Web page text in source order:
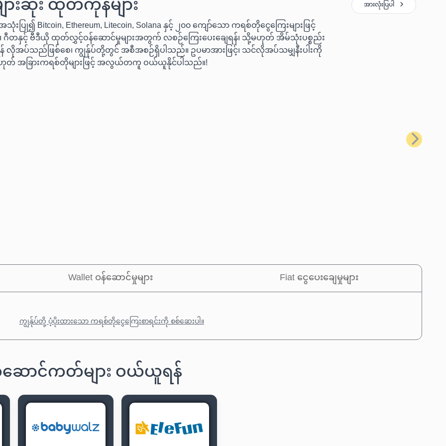
Ethereum, Litecoin, Solana နှင့် ၂၀၀ ကျော်သော ကရစ်တိုငွေကြေးများဖြင့်
ဂီတနှင့် ဗီဒီယို ထုတ်လွှင့်ဝန်ဆောင်မှုများအတွက် လစဉ်ကြေးပေးချေရန်၊ သို့မဟုတ် အိမ်သုံးပစ္စည်း
န် လိုအပ်သည်ဖြစ်စေ၊ ကျွန်ုပ်တို့တွင် အစီအစဉ်ရှိပါသည်။ ဥပမာအားဖြင့်၊ သင်လိုအပ်သမျှနီးပါးကို
အခြားကရစ်တိုများဖြင့် အလွယ်တကူ ဝယ်ယူနိုင်ပါသည်။!
အားလုံးပြပါ
နောက်တစ်
Wallet ဝန်ဆောင်မှုများ Fiat ငွေပေးချေမှုများ
ကျွန်ုပ်တို့ ပံ့ပိုးထားသော ကရစ်တိုငွေကြေးစာရင်းကို စစ်ဆေးပါ။
ောင်ကတ်များ ဝယ်ယူရန်